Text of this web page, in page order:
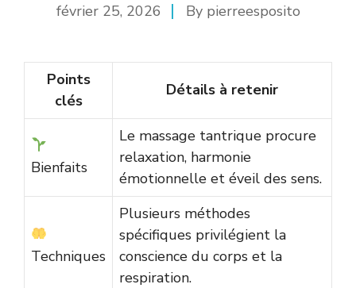
février 25, 2026 By pierreesposito
Points
clés
Détails à retenir
Bienfaits
Le massage tantrique procure
relaxation, harmonie
émotionnelle et éveil des sens.
Techniques
Plusieurs méthodes
spécifiques privilégient la
conscience du corps et la
respiration.